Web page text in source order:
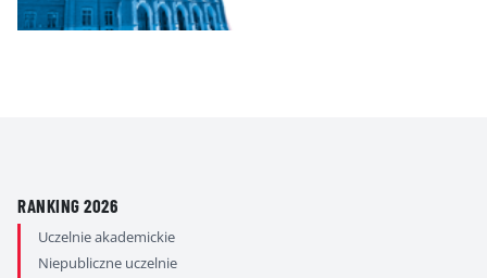
RANKING 2026
Uczelnie akademickie
Niepubliczne uczelnie